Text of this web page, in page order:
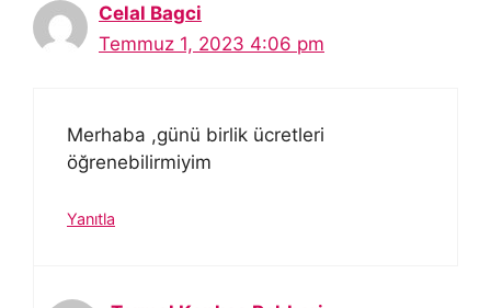
Celal Bagci
Temmuz 1, 2023 4:06 pm
Merhaba ,günü birlik ücretleri
öğrenebilirmiyim
Yanıtla